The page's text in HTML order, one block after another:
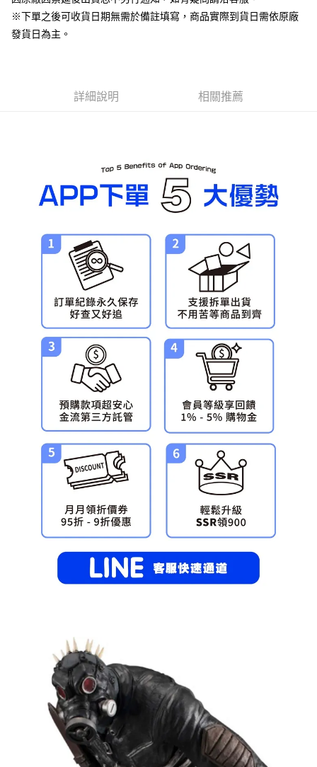
每筆NT$120，滿NT$3,000(含以上)免運費
東海門市自取，需自備購物袋取貨唷。
※下單之後可收貨日期無需於備註填寫，商品實際到貨日需依原廠
發貨日為主。
詳細說明 相關推薦